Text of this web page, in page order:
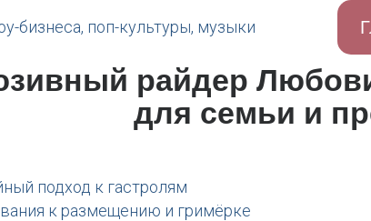
райдер
для семьи и
подход к гастролям
к размещению и гримёрке